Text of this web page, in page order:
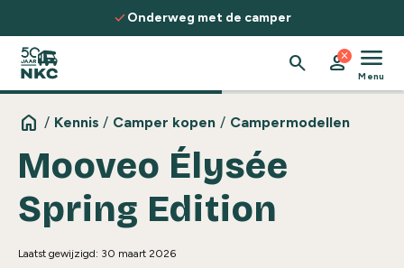
Spring naar de inhoudOnderweg met de camper
search person
close menu
Menu
home / Kennis / Camper kopen / Campermodellen
Mooveo Élysée
Spring Edition
Laatst gewijzigd: 30 maart 2026